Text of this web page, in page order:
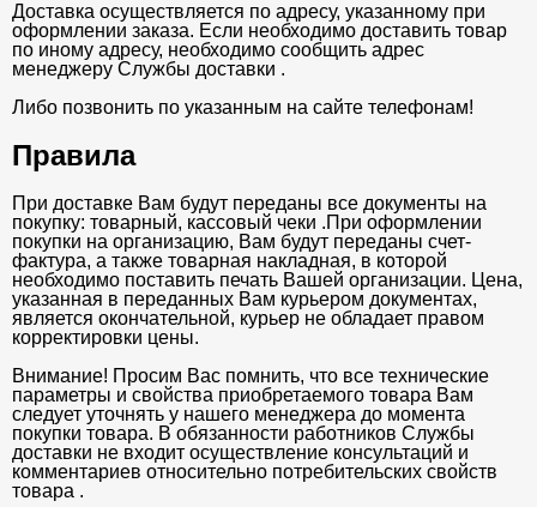
Доставка осуществляется по адресу, указанному при
оформлении заказа. Если необходимо доставить товар
по иному адресу, необходимо сообщить адрес
менеджеру Службы доставки .
Либо позвонить по указанным на сайте телефонам!
Правила
При доставке Вам будут переданы все документы на
покупку: товарный, кассовый чеки .При оформлении
покупки на организацию, Вам будут переданы счет-
фактура, а также товарная накладная, в которой
необходимо поставить печать Вашей организации. Цена,
указанная в переданных Вам курьером документах,
является окончательной, курьер не обладает правом
корректировки цены.
Внимание! Просим Вас помнить, что все технические
параметры и свойства приобретаемого товара Вам
следует уточнять у нашего менеджера до момента
покупки товара. В обязанности работников Службы
доставки не входит осуществление консультаций и
комментариев относительно потребительских свойств
товара .